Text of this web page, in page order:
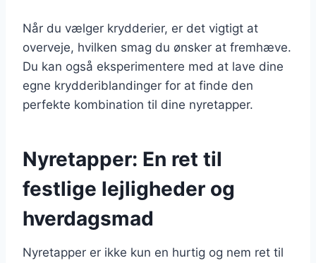
Når du vælger krydderier, er det vigtigt at
overveje, hvilken smag du ønsker at fremhæve.
Du kan også eksperimentere med at lave dine
egne krydderiblandinger for at finde den
perfekte kombination til dine nyretapper.
Nyretapper: En ret til
festlige lejligheder og
hverdagsmad
Nyretapper er ikke kun en hurtig og nem ret til